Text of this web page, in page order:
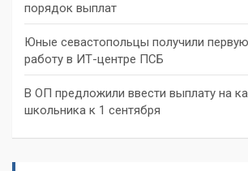
порядок выплат
Юные севастопольцы получили
работу в ИТ-центре ПСБ
В ОП предложили ввести выплату на
школьника к 1 сентября